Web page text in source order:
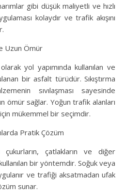
gibi düşük maliyetli ve hızlı
kolaydır ve trafik akışını
Uzun Ömür
yol yapımında kullanılan ve
bir asfalt türüdür. Sıkıştırma
sıvılaşması sayesinde
ömür sağlar. Yoğun trafik alanları
mükemmel bir seçimdir.
Pratik Çözüm
çatlakların ve diğer
bir yöntemdir. Soğuk veya
ve trafiği aksatmadan ufak
sunar.